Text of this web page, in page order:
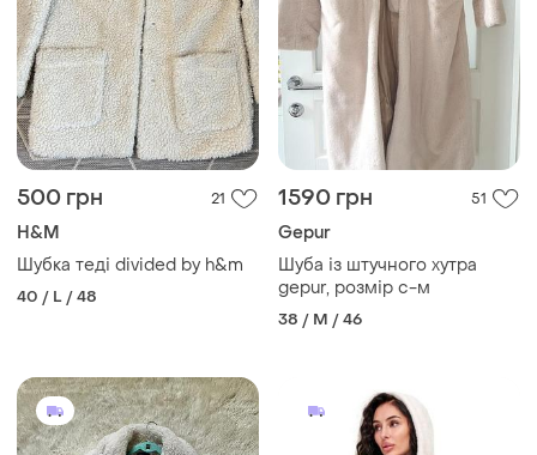
500 грн 21
H&M
Шубка теді divided by h&m
40 / L / 48
1590 грн 51
Gepur
Шуба із штучного хутра
gepur, розмір с-м
38 / M / 46